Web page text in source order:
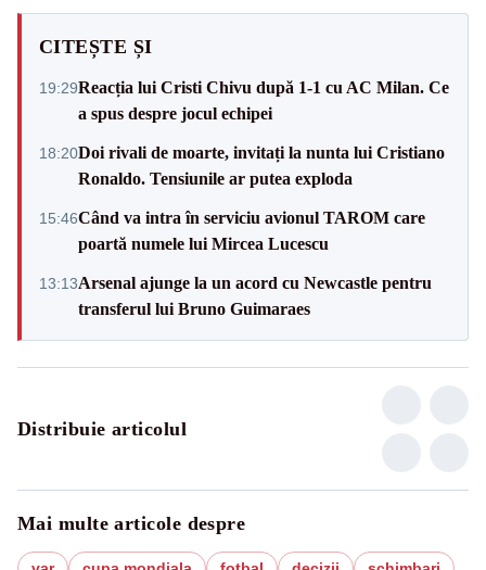
CITEȘTE ȘI
19:29Reacția lui Cristi Chivu după 1-1 cu AC Milan. Ce
a spus despre jocul echipei
18:20Doi rivali de moarte, invitați la nunta lui Cristiano
Ronaldo. Tensiunile ar putea exploda
15:46Când va intra în serviciu avionul TAROM care
poartă numele lui Mircea Lucescu
13:13Arsenal ajunge la un acord cu Newcastle pentru
transferul lui Bruno Guimaraes
Distribuie articolul
Mai multe articole despre